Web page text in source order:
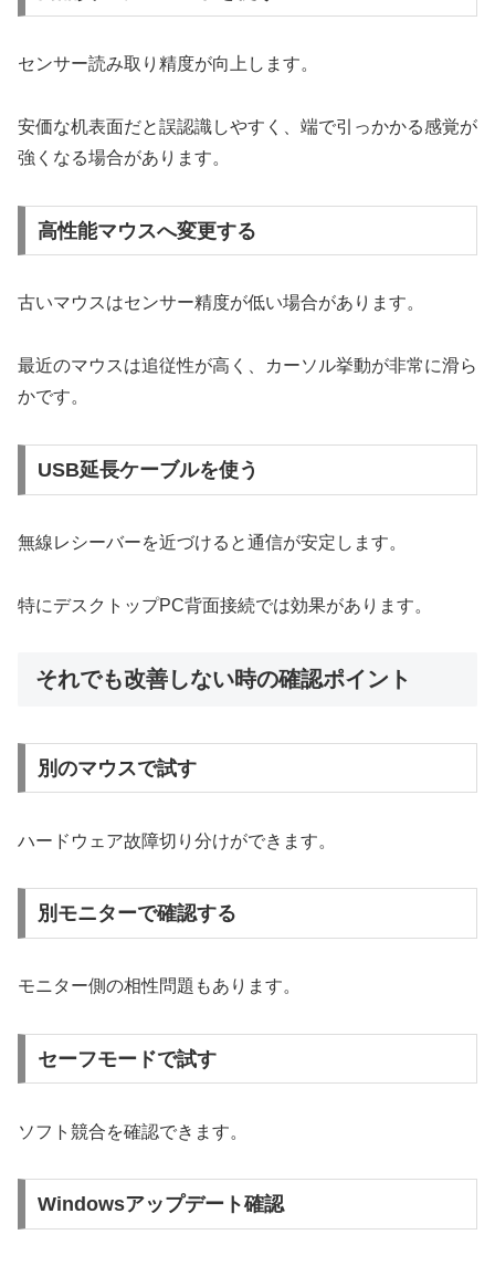
センサー読み取り精度が向上します。
安価な机表面だと誤認識しやすく、端で引っかかる感覚が
強くなる場合があります。
高性能マウスへ変更する
古いマウスはセンサー精度が低い場合があります。
最近のマウスは追従性が高く、カーソル挙動が非常に滑ら
かです。
USB延長ケーブルを使う
無線レシーバーを近づけると通信が安定します。
特にデスクトップPC背面接続では効果があります。
それでも改善しない時の確認ポイント
別のマウスで試す
ハードウェア故障切り分けができます。
別モニターで確認する
モニター側の相性問題もあります。
セーフモードで試す
ソフト競合を確認できます。
Windowsアップデート確認